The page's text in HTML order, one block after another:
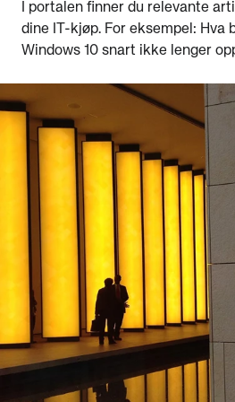
I portalen finner du relevante
dine IT-kjøp. For eksempel: Hva
Windows 10 snart ikke lenger